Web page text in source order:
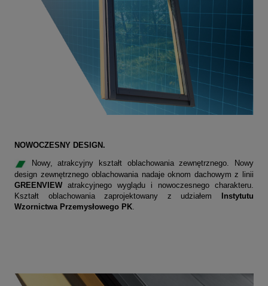
NOWOCZESNY DESIGN.
Nowy, atrakcyjny kształt oblachowania zewnętrznego. Nowy
design zewnętrznego oblachowania nadaje oknom dachowym z linii
GREENVIEW atrakcyjnego wyglądu i nowoczesnego charakteru.
Kształt oblachowania zaprojektowany z udziałem Instytutu
Wzornictwa Przemysłowego PK